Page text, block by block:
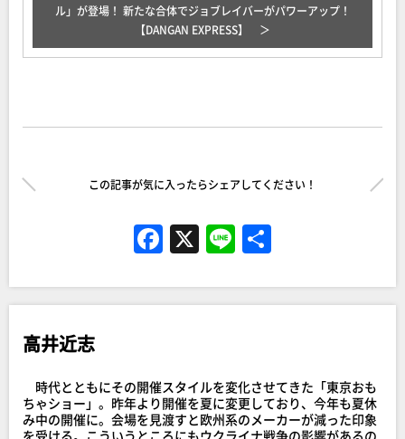
ル」が登場！ 新たな合体でジョブレイバーがパワーアップ！
【DANGAN EXPRESS】
この記事が気に入ったらシェアしてください！
F
a
c
o
o
X Li
n
e
高井近志
時代とともにその開催スタイルを変化させてきた「東京おも
ちゃショー」。昨年より開催を夏に変更しており、今年も夏休
み中の開催に。会場を見渡すと欧州系のメーカーが減った印象
を受ける。こういうところにもウクライナ戦争の影響があるの